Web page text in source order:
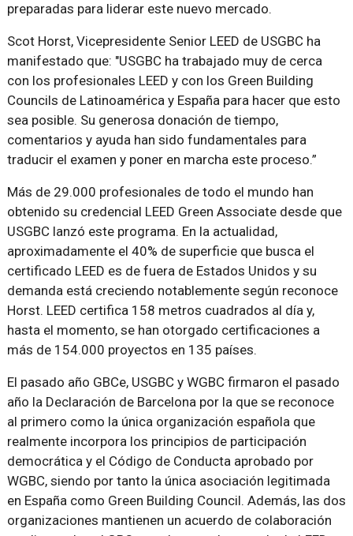
preparadas para liderar este nuevo mercado.
Scot Horst, Vicepresidente Senior LEED de USGBC ha
manifestado que: "USGBC ha trabajado muy de cerca
con los profesionales LEED y con los Green Building
Councils de Latinoamérica y España para hacer que esto
sea posible. Su generosa donación de tiempo,
comentarios y ayuda han sido fundamentales para
traducir el examen y poner en marcha este proceso.”
Más de 29.000 profesionales de todo el mundo han
obtenido su credencial LEED Green Associate desde que
USGBC lanzó este programa. En la actualidad,
aproximadamente el 40% de superficie que busca el
certificado LEED es de fuera de Estados Unidos y su
demanda está creciendo notablemente según reconoce
Horst. LEED certifica 158 metros cuadrados al día y,
hasta el momento, se han otorgado certificaciones a
más de 154.000 proyectos en 135 países.
El pasado año GBCe, USGBC y WGBC firmaron el pasado
año la Declaración de Barcelona por la que se reconoce
al primero como la única organización española que
realmente incorpora los principios de participación
democrática y el Código de Conducta aprobado por
WGBC, siendo por tanto la única asociación legitimada
en España como Green Building Council. Además, las dos
organizaciones mantienen un acuerdo de colaboración